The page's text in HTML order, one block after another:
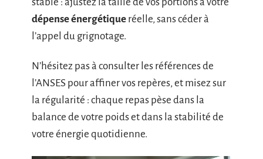
dépense énergétique réelle, sans céder à
l’appel du grignotage.
N’hésitez pas à consulter les références de
l’ANSES pour affiner vos repères, et misez sur
la régularité : chaque repas pèse dans la
balance de votre poids et dans la stabilité de
votre énergie quotidienne.